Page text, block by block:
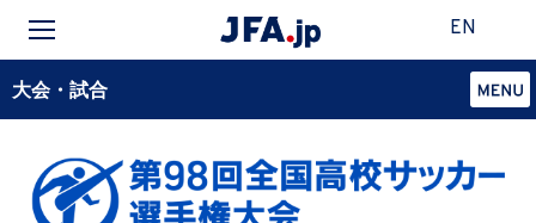
EN
大会・試合